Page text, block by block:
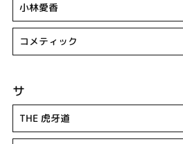
小林愛香
コメティック
サ
THE 虎牙道